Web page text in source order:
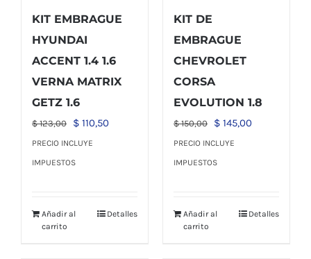
KIT EMBRAGUE
HYUNDAI
ACCENT 1.4 1.6
VERNA MATRIX
GETZ 1.6
$123,00
El
precio
original
$ 110,50El
PRECIO INCLUYE
IMPUESTOS
Añadir al
carrito
Detalles
KIT DE
EMBRAGUE
CHEVROLET
CORSA
EVOLUTION 1.8
$150,00
El
precio
original
$ 145,00El
PRECIO INCLUYE
IMPUESTOS
Añadir al
carrito
Detalles